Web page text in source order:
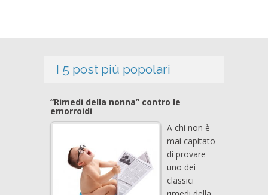
I 5 post più popolari
“Rimedi della nonna” contro le
emorroidi
A chi non è
mai capitato
di provare
uno dei
classici